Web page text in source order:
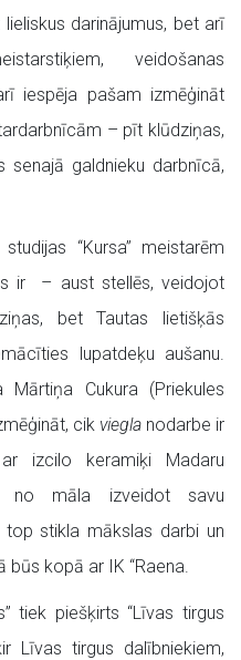
darinājumus, bet arī
veidošanas
iespēja pašam izmēģināt
– pīt klūdziņas,
senajā galdnieku darbnīcā,
“Kursa” meistarēm
ir – aust stellēs, veidojot
bet Tautas lietišķās
lupatdeķu aušanu.
Cukura (Priekules
cik vieglanodarbe ir
izcilo keramiķi Madaru
no māla izveidot savu
top stikla mākslas darbi un
kopā ar IK “Raena.
tiek piešķirts “Līvas tirgus
Līvas tirgus dalībniekiem,